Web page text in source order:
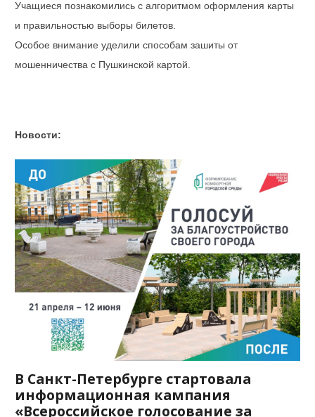
Учащиеся познакомились с алгоритмом оформления карты
и правильностью выборы билетов.
Особое внимание уделили способам зашиты от
мошенничества с Пушкинской картой.
Новости:
В Санкт-Петербурге стартовала
информационная кампания
«Всероссийское голосование за